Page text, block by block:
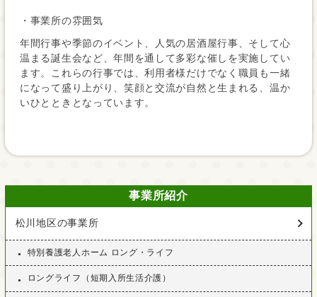
・事業所の雰囲気
年間行事や季節のイベント、人気の居酒屋行事、そして心
温まる誕生会など、年間を通して多彩な催しを実施してい
ます。これらの行事では、利用者様だけでなく職員も一緒
になって盛り上がり、笑顔と交流が自然と生まれる、温か
いひとときとなっています。
事業所紹介
松川地区の事業所
特別養護老人ホーム ロング・ライフ
ロングライフ（短期入所生活介護）